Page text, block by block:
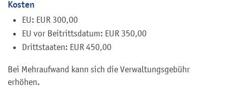
Kosten
EU: EUR 300,00
EU vor Beitrittsdatum: EUR 350,00
Drittstaaten: EUR 450,00
Bei Mehraufwand kann sich die Verwaltungsgebühr
erhöhen.